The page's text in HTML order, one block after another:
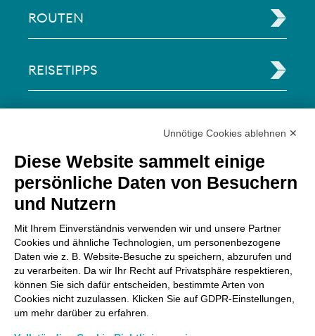
ROUTEN
REISETIPPS
Via Paolo Bembo, 70 37062
Dossobuono di Villafranca (VR) Italy
Unnötige Cookies ablehnen ✕
Diese Website sammelt einige
persönliche Daten von Besuchern
und Nutzern
Mit Ihrem Einverständnis verwenden wir und unsere Partner
Cookies und ähnliche Technologien, um personenbezogene
Daten wie z. B. Website-Besuche zu speichern, abzurufen und
zu verarbeiten. Da wir Ihr Recht auf Privatsphäre respektieren,
können Sie sich dafür entscheiden, bestimmte Arten von
Cookies nicht zuzulassen. Klicken Sie auf GDPR-Einstellungen,
um mehr darüber zu erfahren.